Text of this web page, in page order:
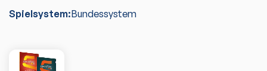
Spielsystem:Bundessystem